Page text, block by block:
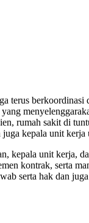
terus
rumah sakit di
kepala unit kerja
kepala unit kerja,
kontrak, serta
serta hak dan